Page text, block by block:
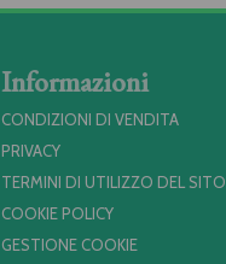
Informazioni
CONDIZIONI DI VENDITA
PRIVACY
TERMINI DI UTILIZZO DEL SITO
COOKIE POLICY
GESTIONE COOKIE